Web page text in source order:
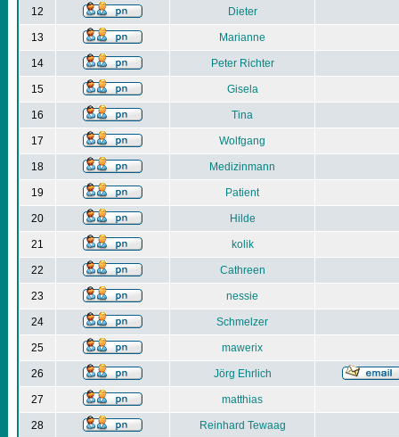
12 Dieter
13 Marianne
14 Peter Richter
15 Gisela
16 Tina
17 Wolfgang
18 Medizinmann
19 Patient
20 Hilde
21 kolik
22 Cathreen
23 nessie
24 Schmelzer
25 mawerix
26 Jörg Ehrlich
27 matthias
28 Reinhard Tewaag